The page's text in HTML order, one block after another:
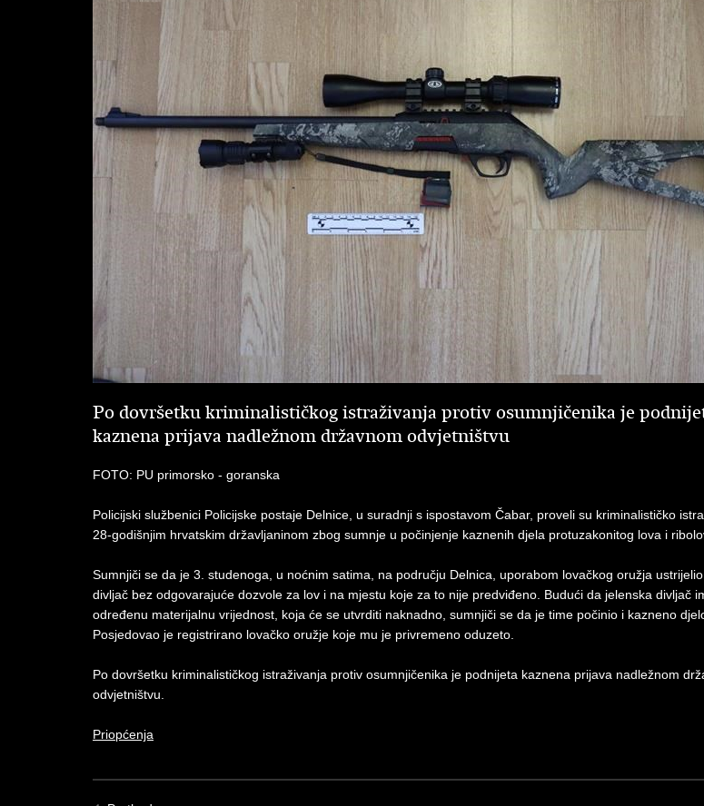
Po dovršetku kriminalističkog istraživanja protiv osumnjičenika je
kaznena prijava nadležnom državnom odvjetništvu
FOTO: PU primorsko - goranska
Policijski službenici Policijske postaje Delnice, u suradnji s ispostavom Čabar, proveli su kriminalističko
28-godišnjim hrvatskim državljaninom zbog sumnje u počinjenje kaznenih djela protuzakonitog lova i
Sumnjiči se da je 3. studenoga, u noćnim satima, na području Delnica, uporabom lovačkog oružja
divljač bez odgovarajuće dozvole za lov i na mjestu koje za to nije predviđeno. Budući da jelenska divljač
određenu materijalnu vrijednost, koja će se utvrditi naknadno, sumnjiči se da je time počinio i kazneno
Posjedovao je registrirano lovačko oružje koje mu je privremeno oduzeto.
Po dovršetku kriminalističkog istraživanja protiv osumnjičenika je podnijeta kaznena prijava nadležnom
odvjetništvu.
Priopćenja